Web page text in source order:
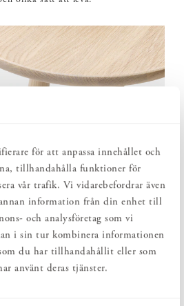
för att anpassa innehållet och
tillhandahålla funktioner för
vår trafik. Vi vidarebefordrar även
information från din enhet till
och analysföretag som vi
i sin tur kombinera informationen
du har tillhandahållit eller som
använt deras tjänster.